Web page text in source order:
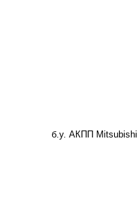
б.у. АКПП Mitsubishi